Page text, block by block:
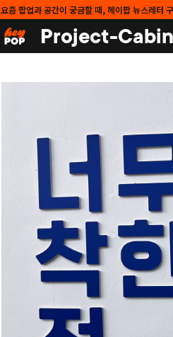
요즘 팝업과 공간이 궁금할 때, 헤이팝 뉴스레터
Project-